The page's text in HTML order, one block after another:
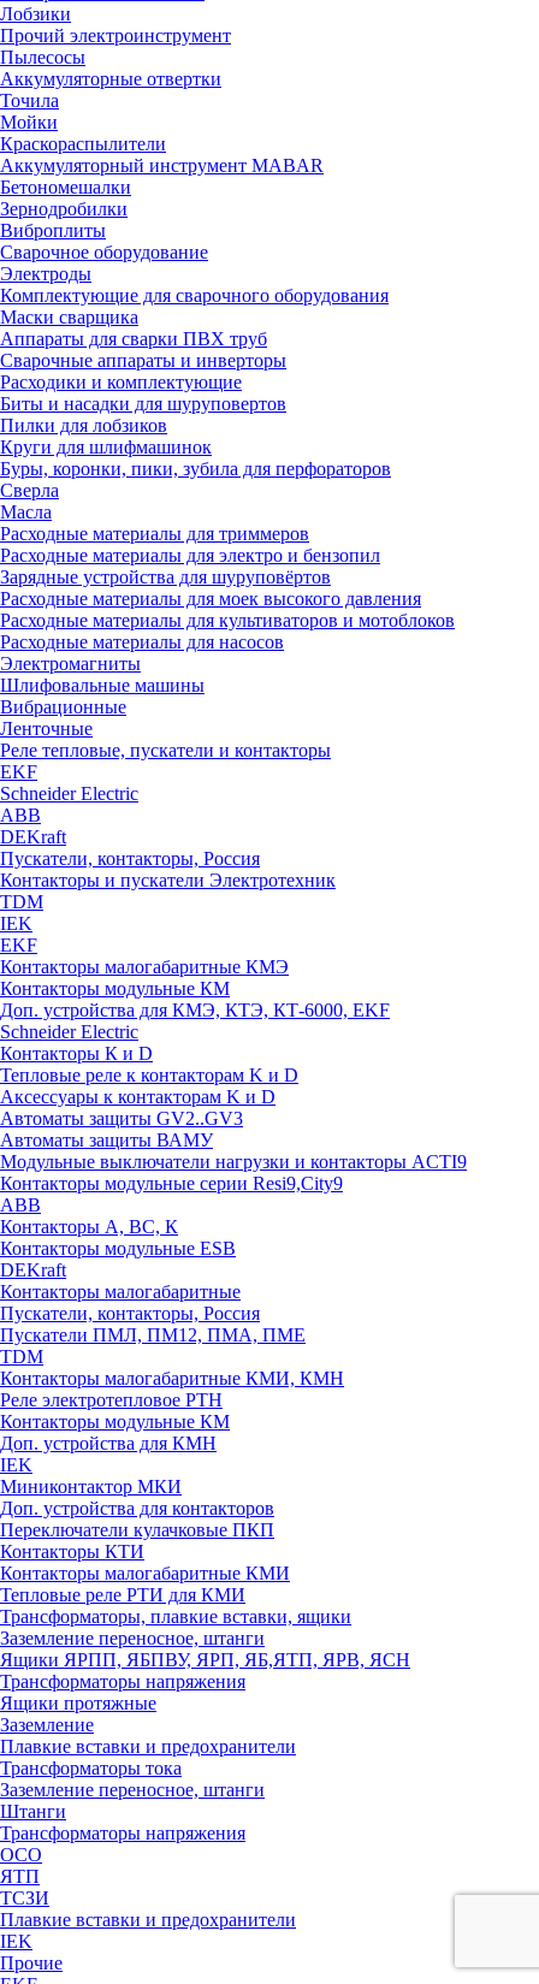
Лобзики
Прочий электроинструмент
Пылесосы
Аккумуляторные отвертки
Точила
Мойки
Краскораспылители
Аккумуляторный инструмент MABAR
Бетономешалки
Зернодробилки
Виброплиты
Сварочное оборудование
Электроды
Комплектующие для сварочного оборудования
Маски сварщика
Аппараты для сварки ПВХ труб
Сварочные аппараты и инверторы
Расходики и комплектующие
Биты и насадки для шуруповертов
Пилки для лобзиков
Круги для шлифмашинок
Буры, коронки, пики, зубила для перфораторов
Сверла
Масла
Расходные материалы для триммеров
Расходные материалы для электро и бензопил
Зарядные устройства для шуруповёртов
Расходные материалы для моек высокого давления
Расходные материалы для культиваторов и мотоблоков
Расходные материалы для насосов
Электромагниты
Шлифовальные машины
Вибрационные
Ленточные
Реле тепловые, пускатели и контакторы
EKF
Schneider Electric
ABB
DEKraft
Пускатели, контакторы, Россия
Контакторы и пускатели Электротехник
TDM
IEK
EKF
Контакторы малогабаритные КМЭ
Контакторы модульные КМ
Доп. устройства для КМЭ, КТЭ, КТ-6000, EKF
Schneider Electric
Контакторы К и D
Тепловые реле к контакторам K и D
Аксессуары к контакторам K и D
Автоматы защиты GV2..GV3
Автоматы защиты ВАМУ
Модульные выключатели нагрузки и контакторы ACTI9
Контакторы модульные серии Resi9,City9
ABB
Контакторы А, ВС, К
Контакторы модульные ESB
DEKraft
Контакторы малогабаритные
Пускатели, контакторы, Россия
Пускатели ПМЛ, ПМ12, ПМА, ПМЕ
TDM
Контакторы малогабаритные КМИ, КМН
Реле электротепловое РТН
Контакторы модульные КМ
Доп. устройства для КМН
IEK
Миниконтактор МКИ
Доп. устройства для контакторов
Переключатели кулачковые ПКП
Контакторы КТИ
Контакторы малогабаритные КМИ
Тепловые реле РTИ для КМИ
Трансформаторы, плавкие вставки, ящики
Заземление переносное, штанги
Ящики ЯРПП, ЯБПВУ, ЯРП, ЯБ,ЯТП, ЯРВ, ЯСН
Трансформаторы напряжения
Ящики протяжные
Заземление
Плавкие вставки и предохранители
Трансформаторы тока
Заземление переносное, штанги
Штанги
Трансформаторы напряжения
ОСО
ЯТП
ТСЗИ
Плавкие вставки и предохранители
IEK
Прочие